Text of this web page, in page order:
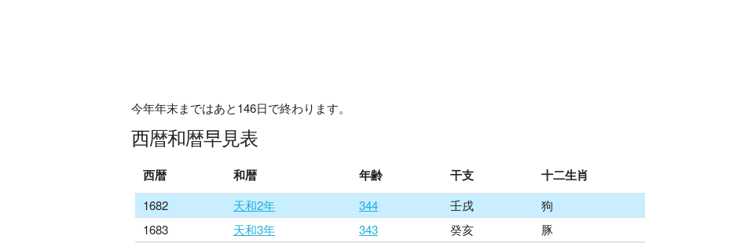
今年年末まではあと146日で終わります。
西暦和暦早見表
西暦 和暦 年齢 干支 十二生肖
1682 天和2年 344 壬戌
狗
1683
天和3年 343 癸亥
豚